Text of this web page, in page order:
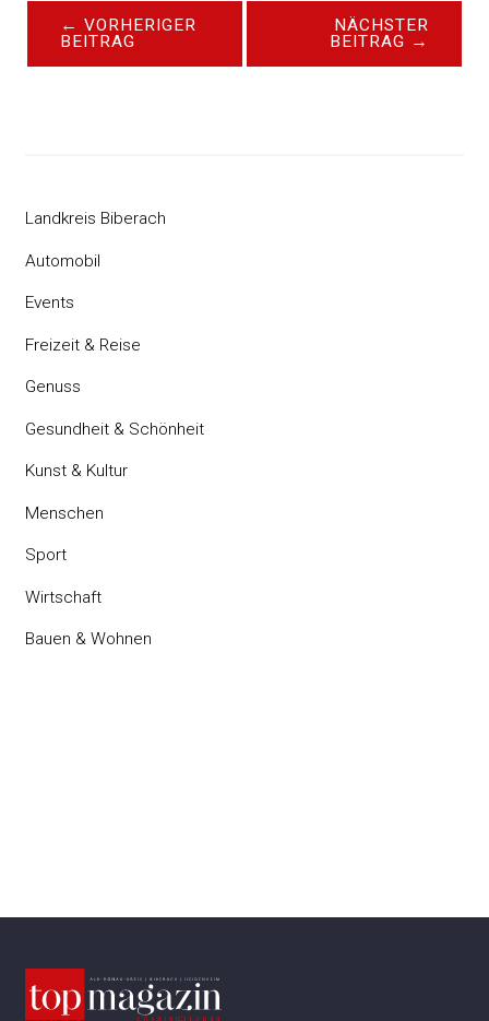
← VORHERIGER
BEITRAG
NÄCHSTER
BEITRAG →
Landkreis Biberach
Automobil
Events
Freizeit & Reise
Genuss
Gesundheit & Schönheit
Kunst & Kultur
Menschen
Sport
Wirtschaft
Bauen & Wohnen